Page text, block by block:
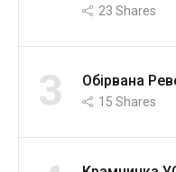
23 Shares
3 Обірвана
15 Shares